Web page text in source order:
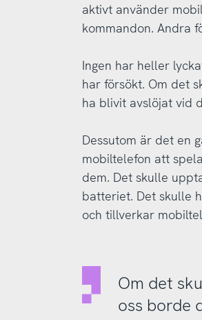
aktivt använder
kommandon. Andra
Ingen har heller
har försökt. Om det
ha blivit avslöjat vid
Dessutom är det en
mobiltelefon att
dem. Det skulle
batteriet. Det skulle
och tillverkar
Om det
oss borde